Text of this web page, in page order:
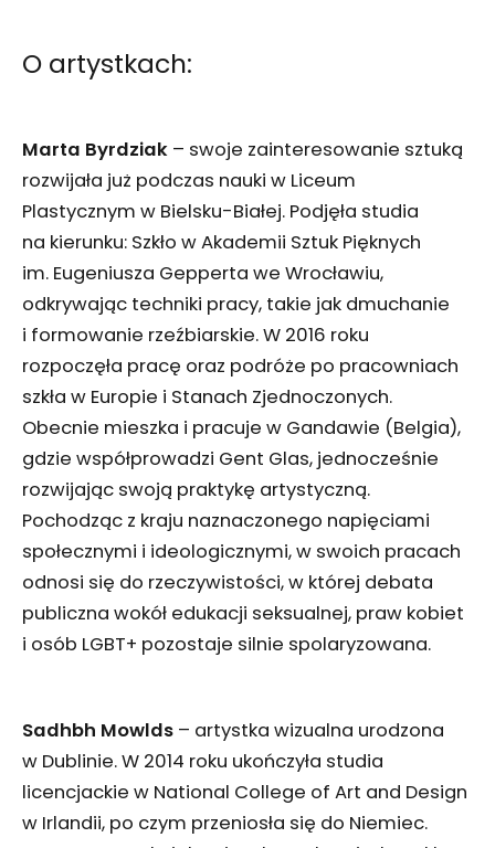
O artystkach:
Marta Byrdziak – swoje zainteresowanie sztuką
rozwijała już podczas nauki w Liceum
Plastycznym w Bielsku-Białej. Podjęła studia
na kierunku: Szkło w Akademii Sztuk Pięknych
im. Eugeniusza Gepperta we Wrocławiu,
odkrywając techniki pracy, takie jak dmuchanie
i formowanie rzeźbiarskie. W 2016 roku
rozpoczęła pracę oraz podróże po pracowniach
szkła w Europie i Stanach Zjednoczonych.
Obecnie mieszka i pracuje w Gandawie (Belgia),
gdzie współprowadzi Gent Glas, jednocześnie
rozwijając swoją praktykę artystyczną.
Pochodząc z kraju naznaczonego napięciami
społecznymi i ideologicznymi, w swoich pracach
odnosi się do rzeczywistości, w której debata
publiczna wokół edukacji seksualnej, praw kobiet
i osób LGBT+ pozostaje silnie spolaryzowana.
Sadhbh Mowlds – artystka wizualna urodzona
w Dublinie. W 2014 roku ukończyła studia
licencjackie w National College of Art and Design
w Irlandii, po czym przeniosła się do Niemiec.